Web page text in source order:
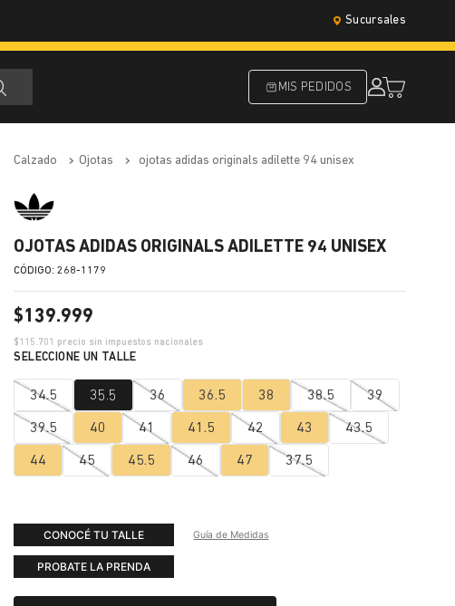
Sucursales
MIS PEDIDOS
calzado ojotas ojotas adidas originals adilette 94 unisex
OJOTAS ADIDAS ORIGINALS ADILETTE 94 UNISEX
:268-1179
$139.999
$115.701 precio sin impuestos nacionales
34.5 35.5 36 36.5 38 38.5 39
39.5 40 41 41.5 42 43 43.5
44 45 45.5 46 47 37.5
CONOCÉ TU TALLE Guía de Medidas
PROBATE LA PRENDA